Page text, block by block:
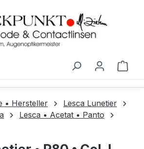
• Hersteller
Lesca Lunetier
Lesca • Acetat • Panto